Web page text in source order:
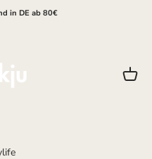
in DE ab 80€